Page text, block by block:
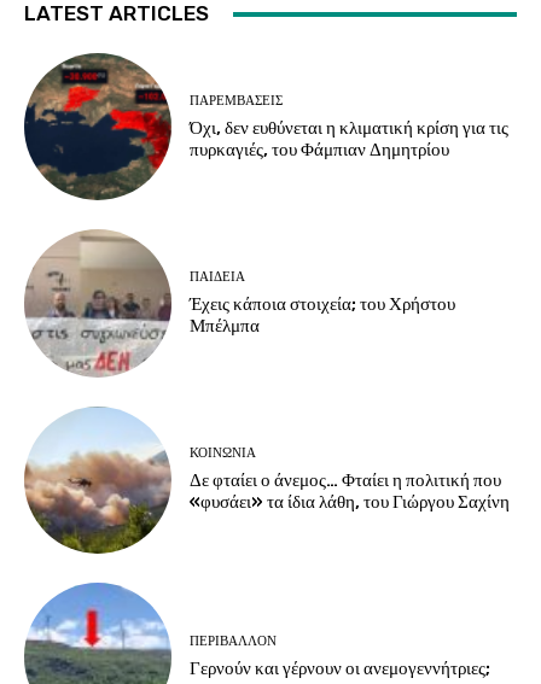
LATEST ARTICLES
ΠΑΡΕΜΒΑΣΕΙΣ
Όχι, δεν ευθύνεται η κλιματική κρίση για τις
πυρκαγιές, του Φάμπιαν Δημητρίου
ΠΑΙΔΕΙΑ
Έχεις κάποια στοιχεία; του Χρήστου
Μπέλμπα
ΚΟΙΝΩΝΙΑ
Δε φταίει ο άνεμος… Φταίει η πολιτική που
«φυσάει» τα ίδια λάθη, του Γιώργου Σαχίνη
ΠΕΡΙΒΆΛΛΟΝ
Γερνούν και γέρνουν οι ανεμογεννήτριες;